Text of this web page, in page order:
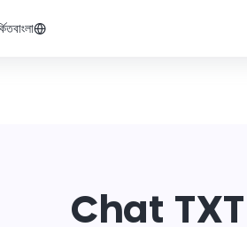
বাংলা
Chat TXT